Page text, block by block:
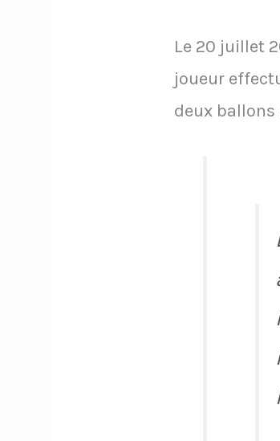
Le 20 juillet
joueur
deux ballons